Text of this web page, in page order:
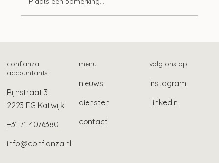
confianza
accountants
Rijnstraat 3
2223 EG Katwijk
+31 71 4076380
info@confianza.nl
menu
nieuws
diensten
contact
volg ons op
Instagram
Linkedin